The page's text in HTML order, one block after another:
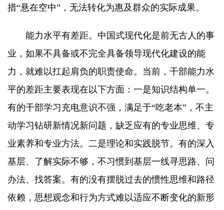
措“悬在空中”，无法转化为惠及群众的实际成果。
能力水平有差距。中国式现代化是前无古人的事
业，如果不具备或不完全具备领导现代化建设的能
力，就难以扛起肩负的职责使命。当前，干部能力水
平的差距主要表现在以下方面：一是知识结构单一。
有的干部学习充电意识不强，满足于“吃老本”，不主
动学习钻研新情况新问题，缺乏应有的专业思维、专
业素养和专业方法。二是理论和实践脱节。有的深入
基层、了解实际不够，不习惯到基层一线寻思路、问
办法、找答案。有的没有摆脱过去的惯性思维和路径
依赖，思想观念和行为方式难以适应不断变化的新形